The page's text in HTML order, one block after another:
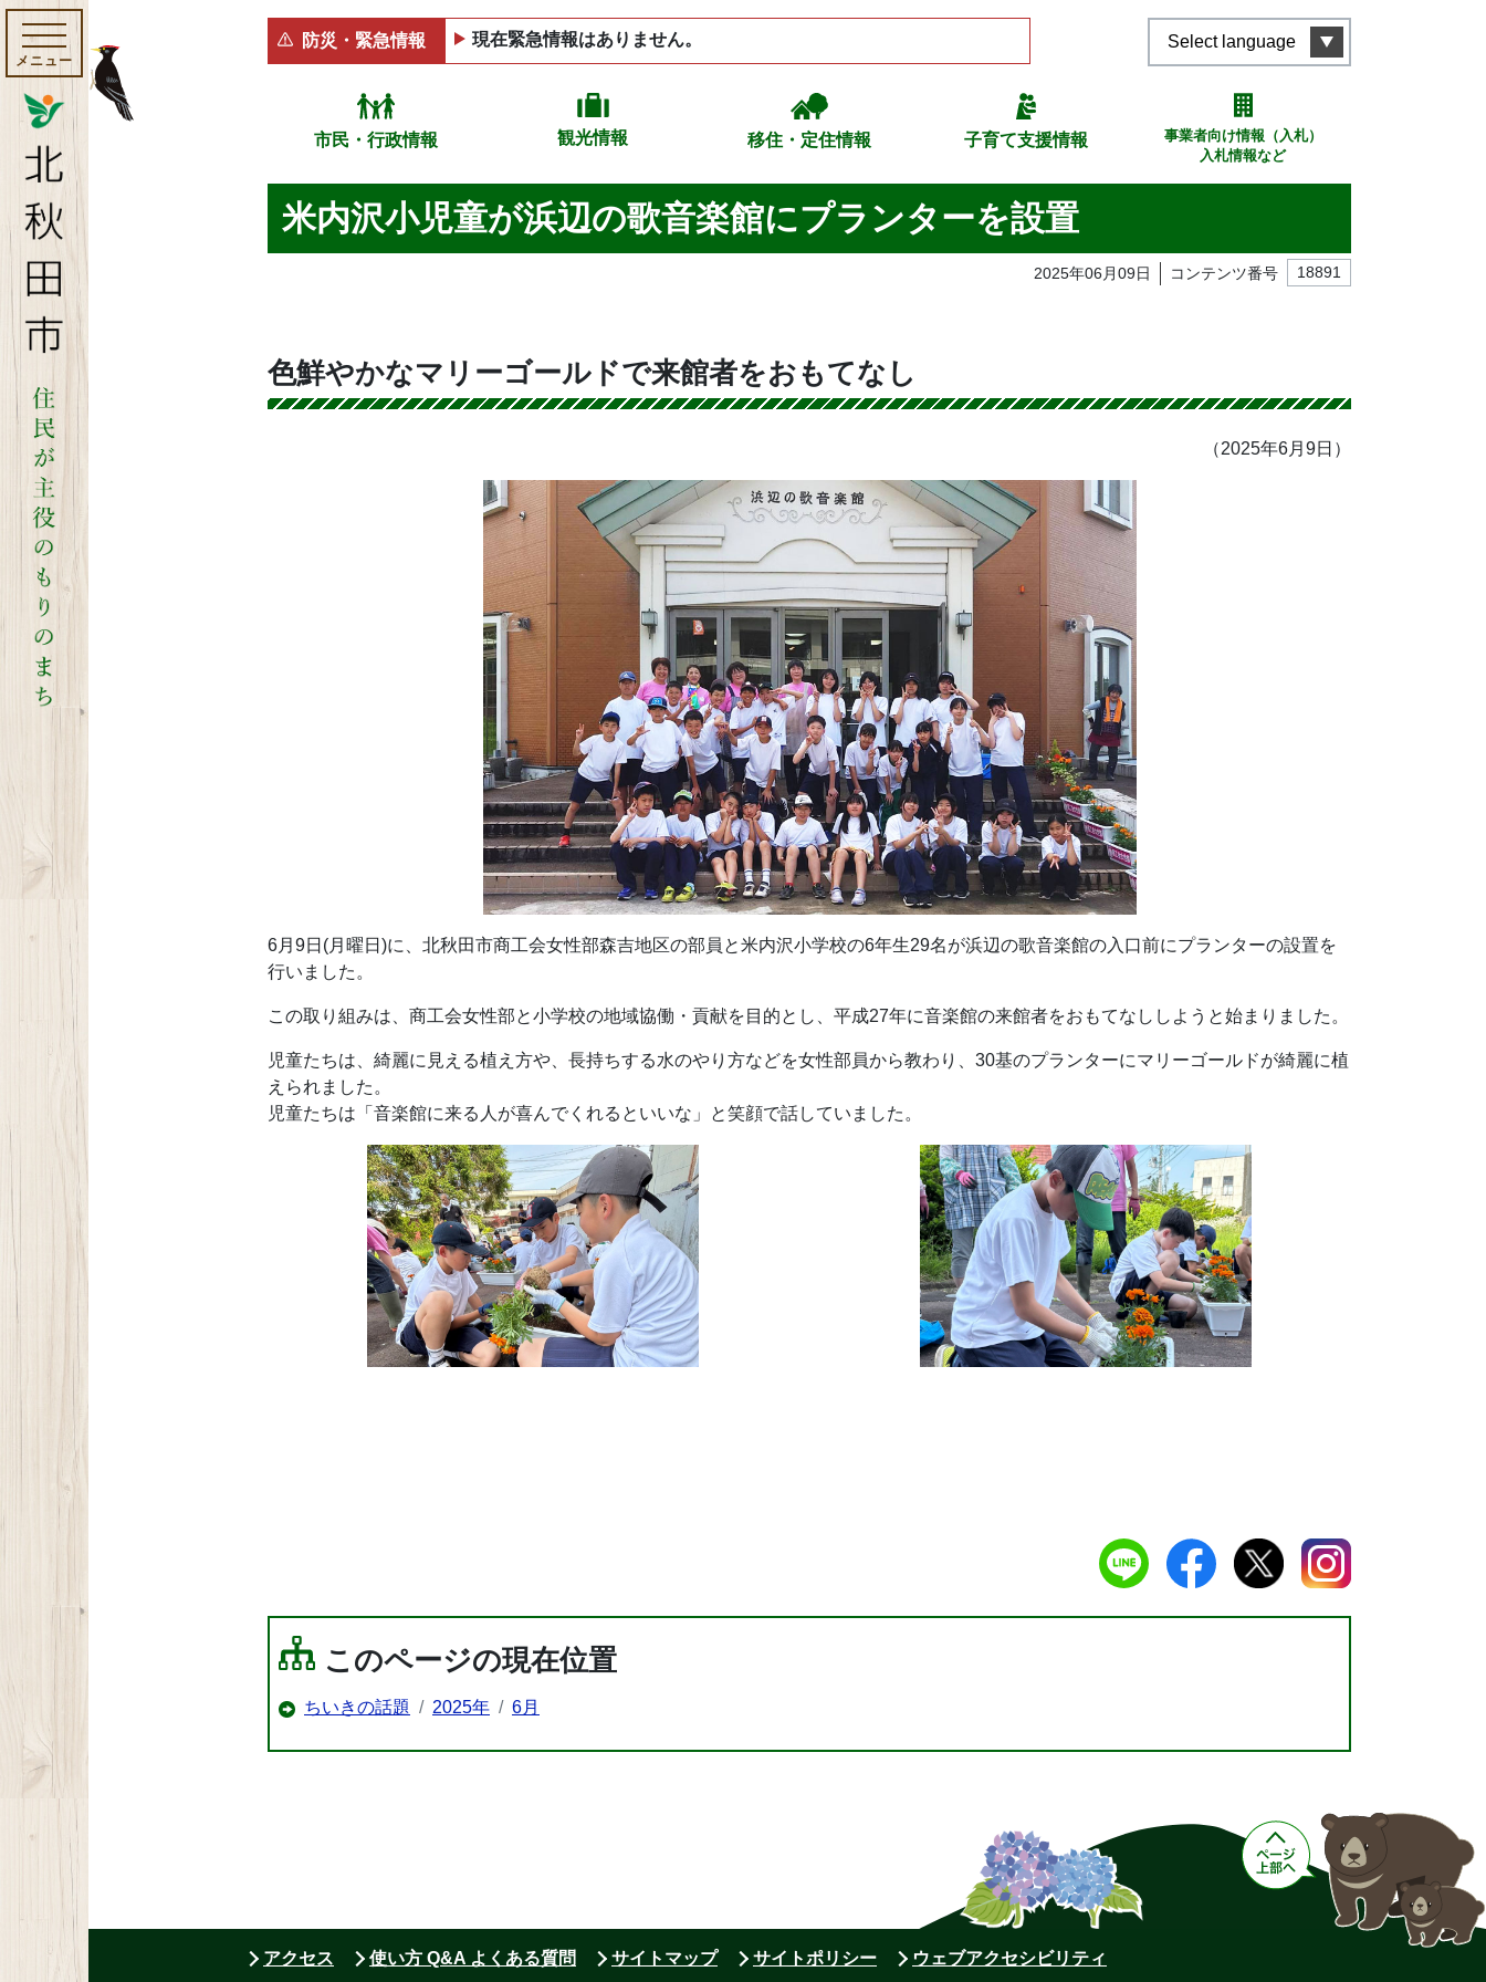
メニュー
防災・緊急情報 現在緊急情報はありません。 Select language
市民・行政情報 観光情報 移住・定住情報 子育て支援情報
事業者向け情報（入札）
入札情報など
米内沢小児童が浜辺の歌音楽館にプランターを設置
2025年06月09日 コンテンツ番号 18891
色鮮やかなマリーゴールドで来館者をおもてなし
（2025年6月9日）
6月9日(月曜日)に、北秋田市商工会女性部森吉地区の部員と米内沢小学校の6年生29名が浜辺の歌音楽館の入口前にプランターの設置を
行いました。
この取り組みは、商工会女性部と小学校の地域協働・貢献を目的とし、平成27年に音楽館の来館者をおもてなししようと始まりました。
児童たちは、綺麗に見える植え方や、長持ちする水のやり方などを女性部員から教わり、30基のプランターにマリーゴールドが綺麗に植
えられました。
児童たちは「音楽館に来る人が喜んでくれるといいな」と笑顔で話していました。
このページの現在位置
ちいきの話題 2025年 6月
アクセス 使い方 Q&A よくある質問 サイトマップ サイトポリシー ウェブアクセシビリティ